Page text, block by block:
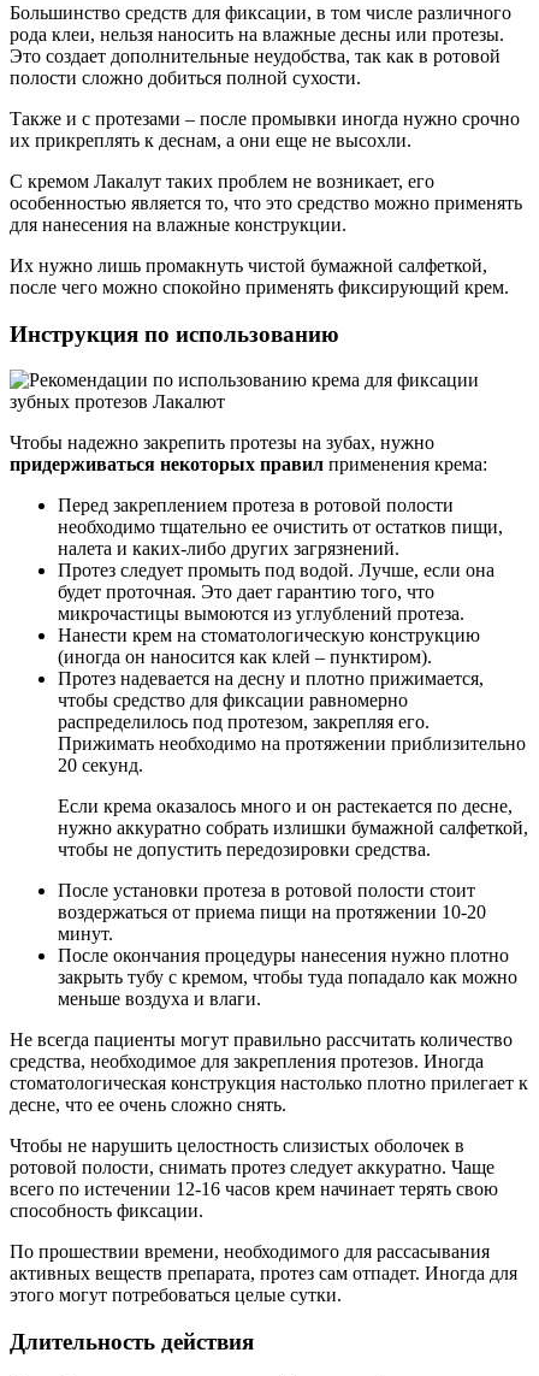
Большинство средств для фиксации, в том числе различного
рода клеи, нельзя наносить на влажные десны или протезы.
Это создает дополнительные неудобства, так как в ротовой
полости сложно добиться полной сухости.
Также и с протезами – после промывки иногда нужно срочно
их прикреплять к деснам, а они еще не высохли.
С кремом Лакалут таких проблем не возникает, его
особенностью является то, что это средство можно применять
для нанесения на влажные конструкции.
Их нужно лишь промакнуть чистой бумажной салфеткой,
после чего можно спокойно применять фиксирующий крем.
Инструкция по использованию
Чтобы надежно закрепить протезы на зубах, нужно
придерживаться некоторых правил применения крема:
Перед закреплением протеза в ротовой полости
необходимо тщательно ее очистить от остатков пищи,
налета и каких-либо других загрязнений.
Протез следует промыть под водой. Лучше, если она
будет проточная. Это дает гарантию того, что
микрочастицы вымоются из углублений протеза.
Нанести крем на стоматологическую конструкцию
(иногда он наносится как клей – пунктиром).
Протез надевается на десну и плотно прижимается,
чтобы средство для фиксации равномерно
распределилось под протезом, закрепляя его.
Прижимать необходимо на протяжении приблизительно
20 секунд.
Если крема оказалось много и он растекается по десне,
нужно аккуратно собрать излишки бумажной салфеткой,
чтобы не допустить передозировки средства.
После установки протеза в ротовой полости стоит
воздержаться от приема пищи на протяжении 10-20
минут.
После окончания процедуры нанесения нужно плотно
закрыть тубу с кремом, чтобы туда попадало как можно
меньше воздуха и влаги.
Не всегда пациенты могут правильно рассчитать количество
средства, необходимое для закрепления протезов. Иногда
стоматологическая конструкция настолько плотно прилегает к
десне, что ее очень сложно снять.
Чтобы не нарушить целостность слизистых оболочек в
ротовой полости, снимать протез следует аккуратно. Чаще
всего по истечении 12-16 часов крем начинает терять свою
способность фиксации.
По прошествии времени, необходимого для рассасывания
активных веществ препарата, протез сам отпадет. Иногда для
этого могут потребоваться целые сутки.
Длительность действия